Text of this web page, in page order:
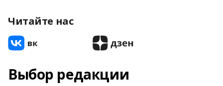
Читайте нас
Выбор редакции